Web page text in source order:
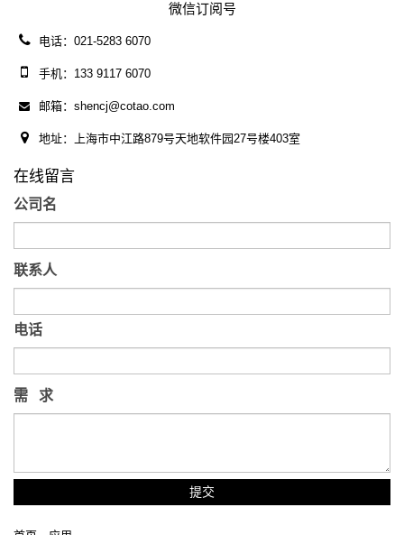
微信订阅号
电话：021-5283 6070
手机：133 9117 6070
邮箱：shencj@cotao.com
地址：上海市中江路879号天地软件园27号楼403室
在线留言
公司名
联系人
电话
需 求
提交